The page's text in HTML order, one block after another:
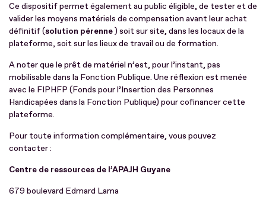
Ce dispositif permet également au public éligible, de tester et de
valider les moyens matériels de compensation avant leur achat
définitif (solution pérenne) soit sur site, dans les locaux de la
plateforme, soit sur les lieux de travail ou de formation.
A noter que le prêt de matériel n’est, pour l’instant, pas
mobilisable dans la Fonction Publique. Une réflexion est menée
avec le FIPHFP (Fonds pour l’Insertion des Personnes
Handicapées dans la Fonction Publique) pour cofinancer cette
plateforme.
Pour toute information complémentaire, vous pouvez
contacter :
Centre de ressources de l’APAJH Guyane
679 boulevard Edmard Lama